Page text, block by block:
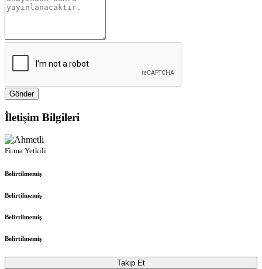
Gönder
İletişim Bilgileri
Firma Yetkili
Belirtilmemiş
Belirtilmemiş
Belirtilmemiş
Belirtilmemiş
Takip Et